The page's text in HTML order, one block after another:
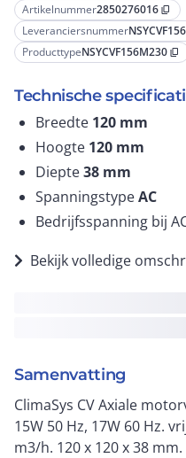
Artikelnummer2850276016 content_copy
Leveranciersnummer
ProducttypeNSYCVF156M230 content_copy
Technische
Breedte 120 mm
Hoogte 120 mm
Diepte38 mm
SpanningstypeAC
Bedrijfsspanning bij
Bekijk volledige
Samenvatting
ClimaSys CV Axiale
15W 50 Hz, 17W 60 Hz.
m3/h. 120 x 120 x 38